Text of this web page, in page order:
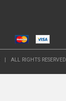
| ALL RIGHTS RESERVED.